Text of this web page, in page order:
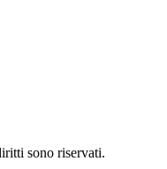
sono riservati.